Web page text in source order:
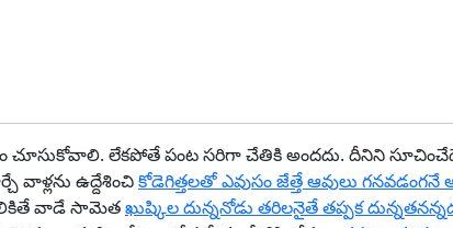
చూసుకోవాలి. లేకపోతే పంట సరిగా చేతికి అందదు. దీనిని
ఉద్దేశించికోడెగిత్తలతో ఎవుసం జేత్తే ఆవులు
పలికితే వాడే సామెతఖుష్కిల దున్ననోడు తరిలనైతే తప్పక